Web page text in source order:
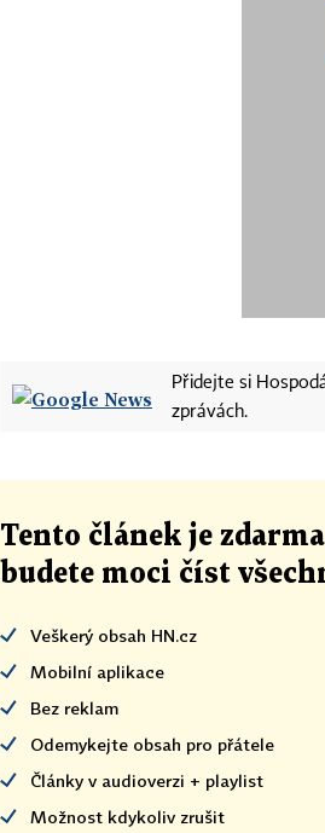
Přidejte si
zprávách.
Tento článek je
budete moci číst
Veškerý obsah HN.cz
Mobilní aplikace
Bez reklam
Odemykejte obsah pro přátele
Články v audioverzi + playlist
Možnost kdykoliv zrušit